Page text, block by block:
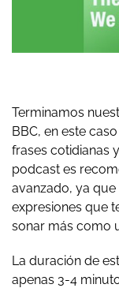
Terminamos
BBC, en este
frases cotidianas
podcast es
avanzado, ya
expresiones que
sonar más como
La duración de
apenas 3-4